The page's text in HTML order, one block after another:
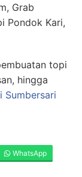
Grab
Pondok Kari,
topi
hingga
Sumbersari
WhatsApp